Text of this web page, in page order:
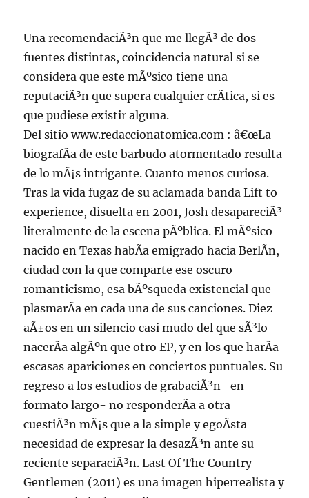
Una recomendaciÃ³n que me llegÃ³ de dos
fuentes distintas, coincidencia natural si se
considera que este mÃºsico tiene una
reputaciÃ³n que supera cualquier crÃ­tica, si es
que pudiese existir alguna.
Del sitio www.redaccionatomica.com : â€œLa
biografÃ­a de este barbudo atormentado resulta
de lo mÃ¡s intrigante. Cuanto menos curiosa.
Tras la vida fugaz de su aclamada banda Lift to
experience, disuelta en 2001, Josh desapareciÃ³
literalmente de la escena pÃºblica. El mÃºsico
nacido en Texas habÃ­a emigrado hacia BerlÃ­n,
ciudad con la que comparte ese oscuro
romanticismo, esa bÃºsqueda existencial que
plasmarÃ­a en cada una de sus canciones. Diez
aÃ±os en un silencio casi mudo del que sÃ³lo
nacerÃ­a algÃºn que otro EP, y en los que harÃ­a
escasas apariciones en conciertos puntuales. Su
regreso a los estudios de grabaciÃ³n -en
formato largo- no responderÃ­a a otra
cuestiÃ³n mÃ¡s que a la simple y egoÃ­sta
necesidad de expresar la desazÃ³n ante su
reciente separaciÃ³n. Last Of The Country
Gentlemen (2011) es una imagen hiperrealista y